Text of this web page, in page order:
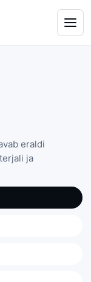
eraldi
ja